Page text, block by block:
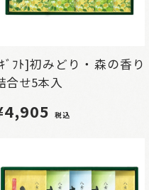
ﾞﾌﾄ]初みどり・森の香り
合せ5本入
税込